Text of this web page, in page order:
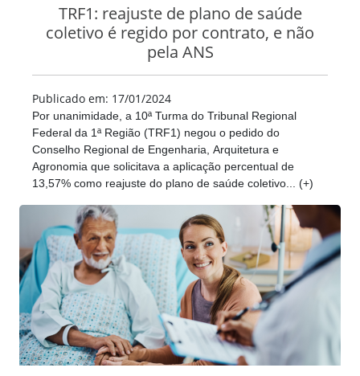
TRF1: reajuste de plano de saúde
coletivo é regido por contrato, e não
pela ANS
Publicado em: 17/01/2024
Por unanimidade, a 10ª Turma do Tribunal Regional
Federal da 1ª Região (TRF1) negou o pedido do
Conselho Regional de Engenharia, Arquitetura e
Agronomia que solicitava a aplicação percentual de
13,57% como reajuste do plano de saúde coletivo... (+)